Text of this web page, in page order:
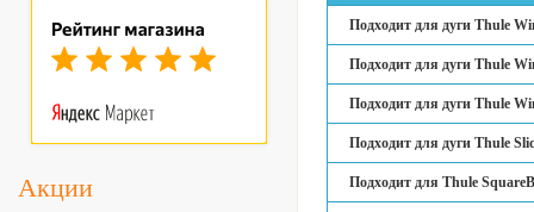
Акции
Подходит для дуги Thule
Подходит для дуги Thule
Подходит для дуги Thule
Подходит для дуги Thule
Подходит для Thule